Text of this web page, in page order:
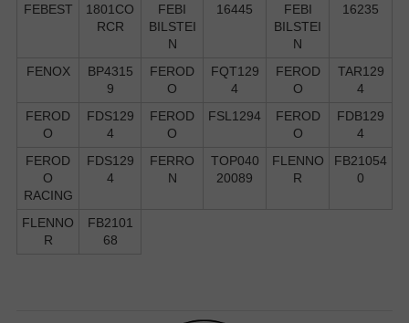
FEBEST
1801CO
RCR
FEBI
BILSTEI
N
16445
FEBI
BILSTEI
N
16235
FENOX
BP4315
9
FEROD
O
FQT129
4
FEROD
O
TAR129
4
FEROD
O
FDS129
4
FEROD
O
FSL1294
FEROD
O
FDB129
4
FEROD
O
RACING
FDS129
4
FERRO
N
TOP040
20089
FLENNO
R
FB21054
0
FLENNO
R
FB2101
68